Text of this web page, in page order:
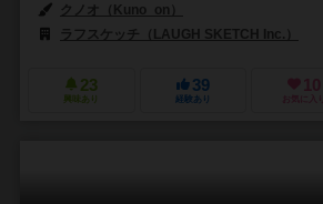
クノオ（Kuno_on）
ラフスケッチ（LAUGH SKETCH Inc.）
23
興味あり
39
経験あり
10
お気に入り